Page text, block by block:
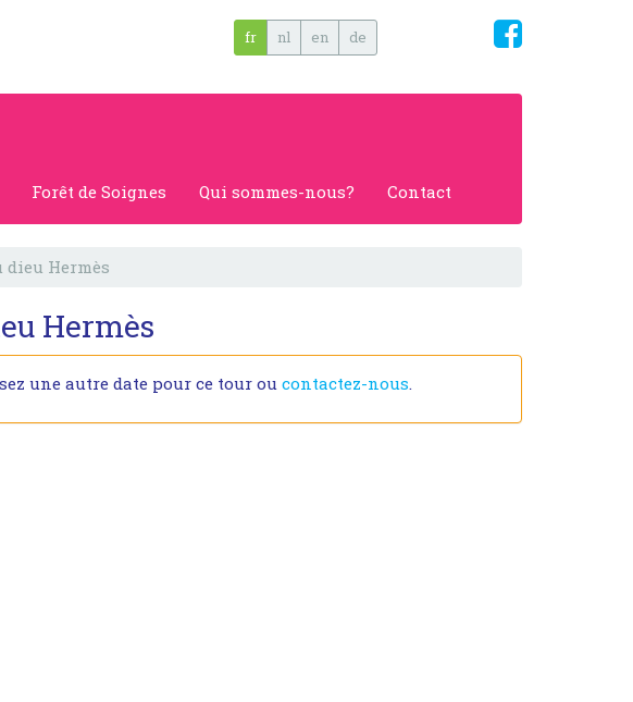
fr nl en de
Forêt de Soignes Qui sommes-nous? Contact
dieu Hermès
Hermès
une autre date pour ce tour ou contactez-nous